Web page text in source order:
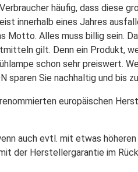
häufig, dass diese
innerhalb eines Jahres
Motto. Alles muss billig sein.
gilt. Denn ein Produkt,
schon sehr preiswert.
Sie nachhaltig und bis
europäischen
auch evtl. mit etwas
der Herstellergarantie im